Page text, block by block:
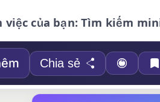
của bạn: Tìm kiếm
Chia sẻ